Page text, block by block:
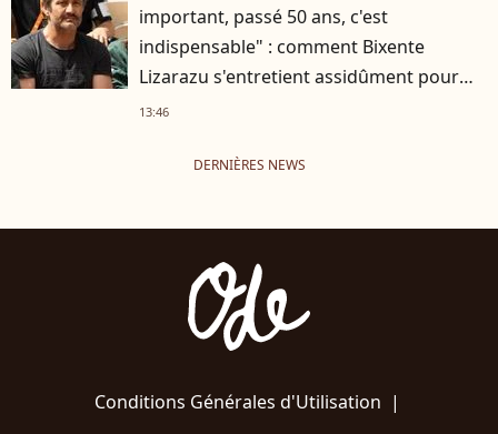
important, passé 50 ans, c'est
indispensable" : comment Bixente
Lizarazu s'entretient assidûment pour
rester musclé à 56 ans ?
13:46
DERNIÈRES NEWS
Conditions Générales d'Utilisation |